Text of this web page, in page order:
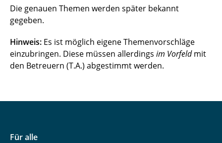
Die genauen Themen werden später bekannt
gegeben.
Hinweis: Es ist möglich eigene Themenvorschläge
einzubringen. Diese müssen allerdings im Vorfeldmit
den Betreuern (T.A.) abgestimmt werden.
Für alle